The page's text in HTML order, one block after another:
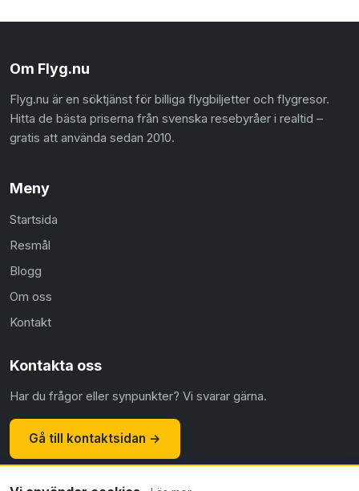
Om Flyg.nu
Flyg.nu är en söktjänst för billiga flygbiljetter och flygresor.
Hitta de bästa priserna från svenska resebyråer i realtid –
gratis att använda sedan 2010.
Meny
Startsida
Resmål
Blogg
Om oss
Kontakt
Kontakta oss
Har du frågor eller synpunkter? Vi svarar gärna.
Gå till kontaktsidan →